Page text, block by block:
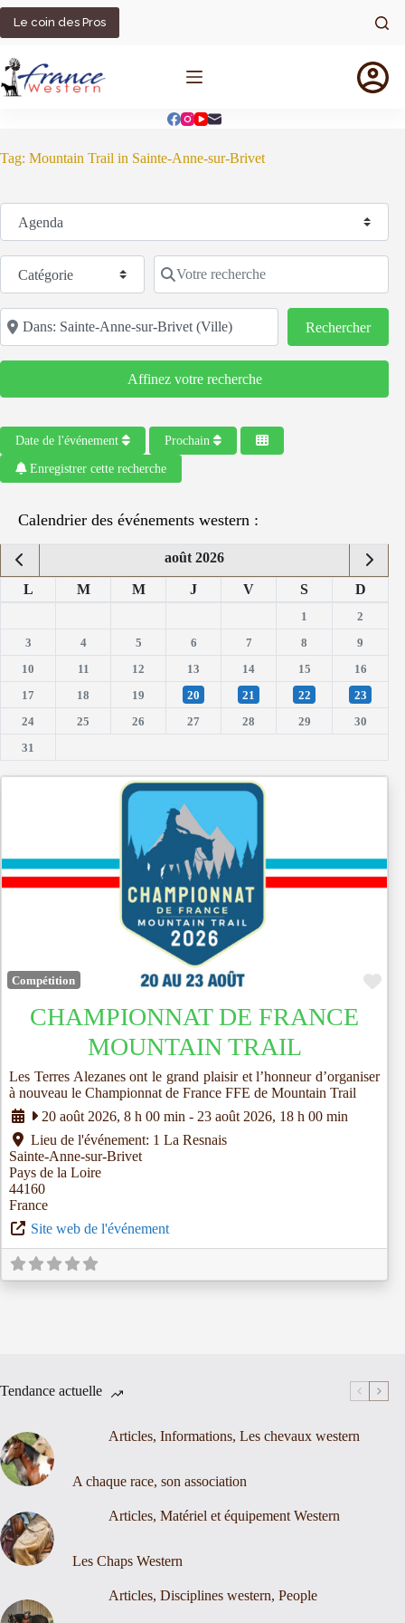
Passer
contenu
Le coin des Pros
Tag: Mountain Trail in Sainte-Anne-sur-Brivet
Sélectionnez le type de recherche
Catégorie Votre recherche
Code postal/région/ville
Rechercher
Affinez votre recherche
Date de l'événement Prochain
Enregistrer cette recherche
Calendrier des événements western :
août 2026
L M M J V S D
1
2
3
4 5 6 7 8
9
10
11 12 13 14 15
16
17
18 19 20 21 22
23
24
25 26 27 28 29
30
31
Compétition
CHAMPIONNAT DE FRANCE
MOUNTAIN TRAIL
Les Terres Alezanes ont le grand plaisir et l’honneur d’organiser
à nouveau le Championnat de France FFE de Mountain Trail
20 août 2026, 8 h 00 min - 23 août 2026, 18 h 00 min
Lieu de l'événement: 1 La Resnais
Sainte-Anne-sur-Brivet
Pays de la Loire
44160
France
Site web de l'événement
Tendance actuelle
Articles, Informations, Les chevaux western
A chaque race, son association
Articles, Matériel et équipement Western
Les Chaps Western
Articles, Disciplines western, People